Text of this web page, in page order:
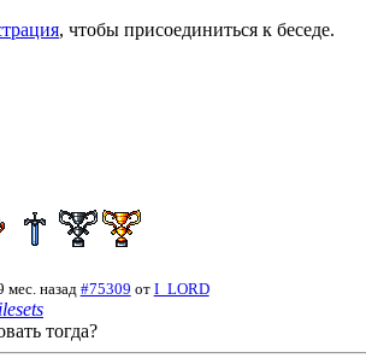
, чтобы присоединиться к беседе.
мес. назад #75309 от I_LORD
тогда?